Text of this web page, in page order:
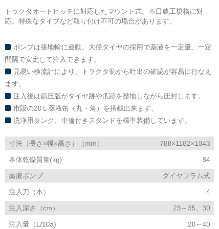
トラクタオートヒッチに対応したマウント式。※日農工規格に対
応。特殊なタイプなど取り付け不可の場合があります。
ポンプは接地輪に連動。大径タイヤの採用で薬液を一定量、一定
間隔で安定して注入できます。
見易い検流計により、トラクタ側から吐出の確認が容易に行なえ
ます。
注入後は鎮圧版がタイヤ跡や爪跡を整地しながら圧封します。
市販の20Ｌ薬液缶（丸・角）を搭載出来ます。
洗浄用タンク、車輪付きスタンドを標準装備しています。
寸法（長さ×幅×高さ）（mm） 788×1182×1043
本体乾燥質量(kg) 84
薬液ポンプ ダイヤフラム式
注入刀（本） 4
注入深さ（cm） 23～35、30
注入量（L/10a) 20～40